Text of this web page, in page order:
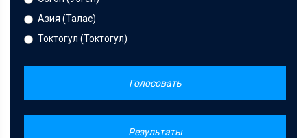
Азия (Талас)
Токтогул (Токтогул)
Голосовать
Результаты